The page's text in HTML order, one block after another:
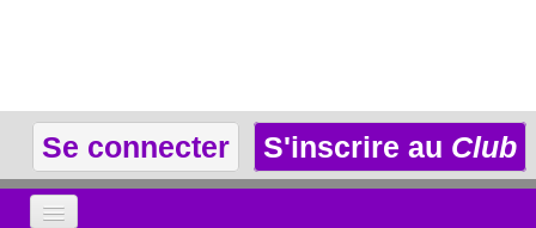
Se connecter S'inscrire au Club